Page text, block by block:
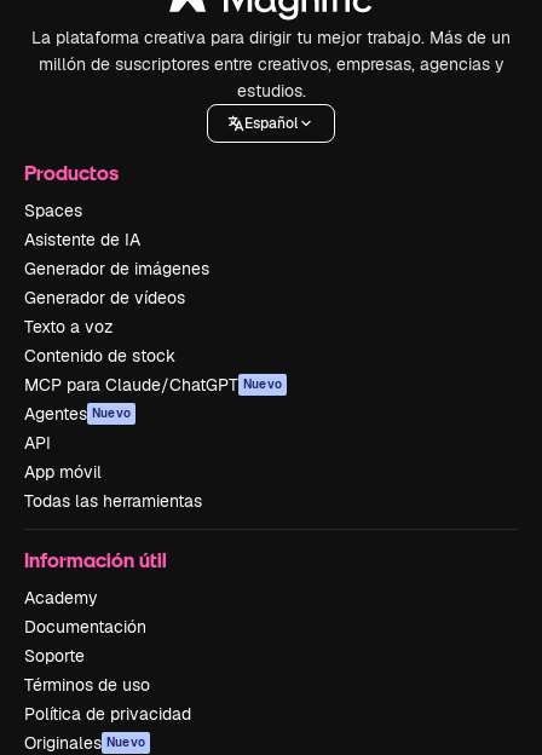
La plataforma creativa para dirigir tu mejor trabajo. Más de un
millón de suscriptores entre creativos, empresas, agencias y
estudios.
Español
Productos
Spaces
Asistente de IA
Generador de imágenes
Generador de vídeos
Texto a voz
Contenido de stock
MCP para Claude/ChatGPT Nuevo
Agentes Nuevo
API
App móvil
Todas las herramientas
Información útil
Academy
Documentación
Soporte
Términos de uso
Política de privacidad
Originales Nuevo